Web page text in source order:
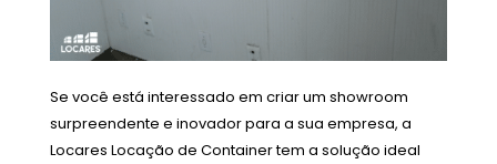
Se você está interessado em criar um showroom
surpreendente e inovador para a sua empresa, a
Locares Locação de Container tem a solução ideal